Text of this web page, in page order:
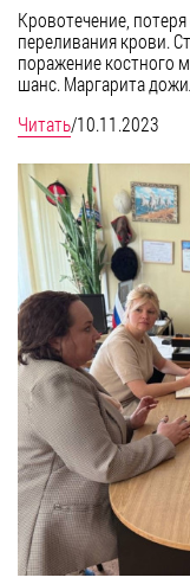
Кровотечение,
переливания крови.
поражение костного
шанс. Маргарита
Читать/10.11.2023